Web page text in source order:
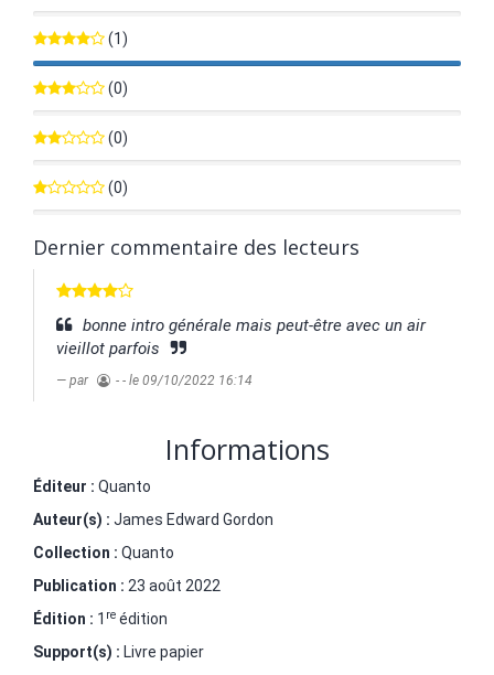
(1)
100%
(0)
(0)
(0)
Dernier commentaire des lecteurs
bonne intro générale mais peut-être avec un air
vieillot parfois
par - - le 09/10/2022 16:14
Informations
Éditeur : Quanto
Auteur(s) : James Edward Gordon
Collection : Quanto
Publication : 23 août 2022
Édition : 1 re édition
Support(s) : Livre papier